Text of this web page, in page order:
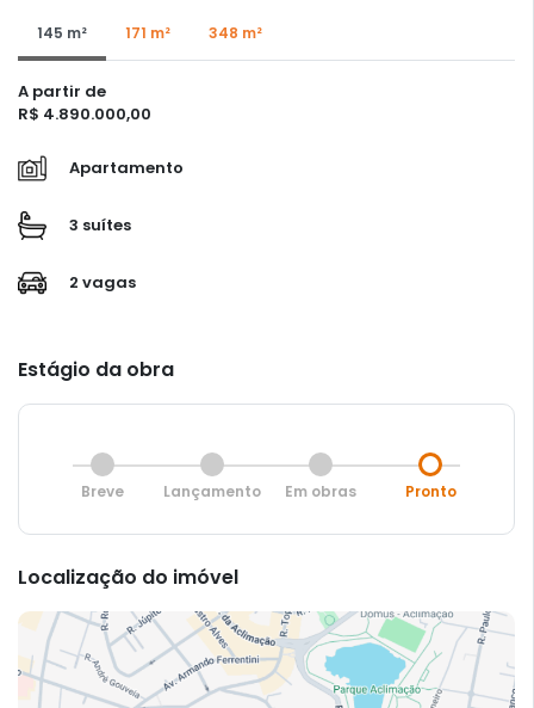
145 m² 171 m² 348 m²
A partir de
R$ 4.890.000,00
Apartamento
3 suítes
2 vagas
Estágio da obra
Breve Lançamento Em obras Pronto
Localização do imóvel